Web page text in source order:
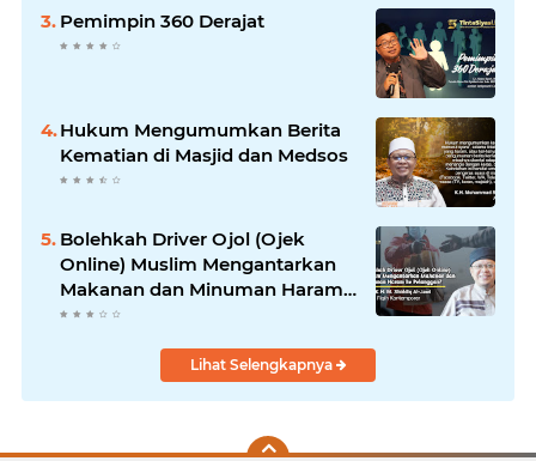
Pemimpin 360 Derajat
Hukum Mengumumkan Berita
Kematian di Masjid dan Medsos
Bolehkah Driver Ojol (Ojek
Online) Muslim Mengantarkan
Makanan dan Minuman Haram
ke Pelanggan?
Lihat Selengkapnya